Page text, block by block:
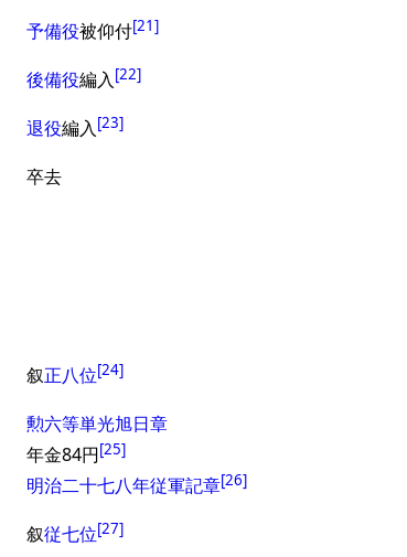
予備役被仰付[21]
後備役編入[22]
退役編入[23]
卒去
叙正八位[24]
勲六等単光旭日章
年金84円[25]
明治二十七八年従軍記章[26]
叙従七位[27]